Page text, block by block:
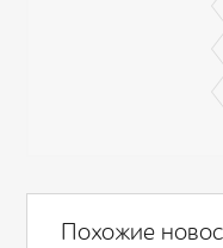
Похожие